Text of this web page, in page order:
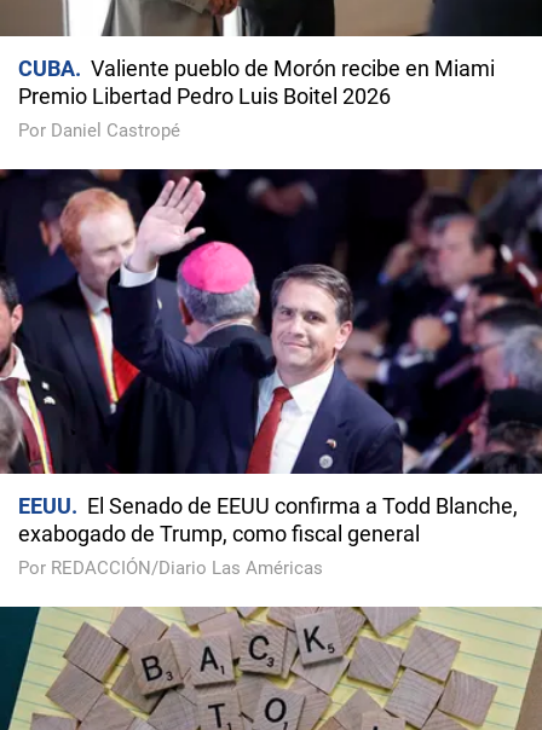
CUBA
Valiente pueblo de Morón recibe en Miami
Premio Libertad Pedro Luis Boitel 2026
Por Daniel Castropé
EEUU
El Senado de EEUU confirma a Todd Blanche,
exabogado de Trump, como fiscal general
Por REDACCIÓN/Diario Las Américas